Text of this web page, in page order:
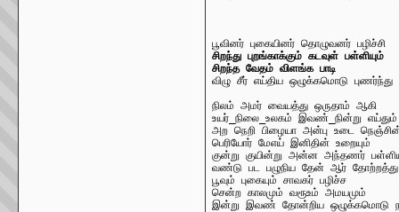
சிறந்து புறங்காக்கும் கடவுள் பள்ளியும்
சிறந்த வேதம் விளங்க பாடி
நிலம் அமர் வையத்து ஒருதாம் ஆகி		470
உயர்_நிலை_உலகம் இவண்_நின்று எய்தும்
அற நெறி பிழையா அன்பு உடை
பெரியோர் மேஎய் இனிதின் உறையும்
குன்று குயின்று அன்ன அந்தணர்
வண்டு பட பழுநிய தேன் ஆர் தோற்றத்து		475
பூவும் புகையும் சாவகர் பழிச்ச
சென்ற காலமும் வரூஉம் அமயமும்
இன்று இவண் தோன்றிய ஒழுக்கமொடு